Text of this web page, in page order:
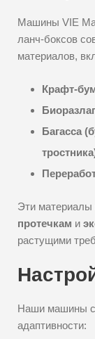
Машины VIE
ланч-боксов
материалов,
Крафт-
Багасса
Эти материалы
протечкам и
растущими
Наши машины
адаптивности: